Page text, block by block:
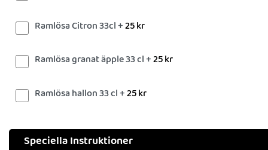
Ramlösa Citron 33cl +25kr
Ramlösa granat äpple 33 cl +25kr
Ramlösa hallon 33 cl +25kr
Speciella Instruktioner